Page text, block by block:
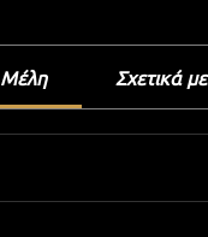
Μέλη Σχετικά με